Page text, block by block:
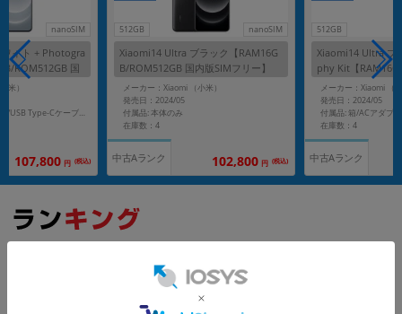
nanoSIM
イト + Photogra
ROM512GB 国
米）
付属品: 箱/ACアダプタ/USB Type-Cケーブル/Photography Kit/ソフトケース/SIM取り出し用ピン/クイックスタートガイド
107,800 円 (税込)
512GB nanoSIM
Xiaomi14 Ultra ブラック【RAM16G
B/ROM512GB 国内版SIMフリー】
メーカー：Xiaomi （小米）
発売日：2024/05
付属品: 本体のみ
在庫数：4
中古Aランク 102,800 円 (税込)
512GB
Xiaomi14 Ultra ブ
phy Kit【
内版SIMフリー】
メーカー：Xiaomi （
発売日：2024/05
在庫数：4
中古Aランク